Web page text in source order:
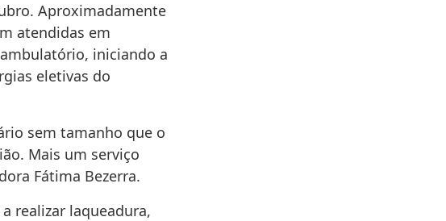
Aproximadamente
atendidas em
iniciando a
eletivas do
sem tamanho que o
Mais um serviço
Fátima Bezerra.
realizar laqueadura,